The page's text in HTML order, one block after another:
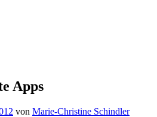
Apps
von Marie-Christine Schindler